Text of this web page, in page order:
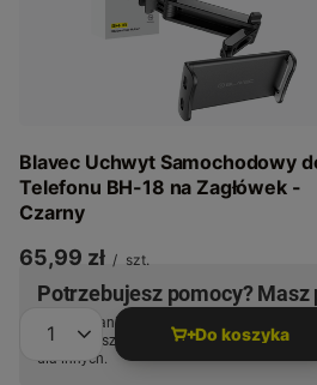
Blavec Uchwyt Samochodowy
Telefonu BH-18 na Zagłówek -
Czarny
65,99 zł / szt.
Ilość produktów Do koszyka
Potrzebujesz pomocy? Masz
Zadaj pytanie a my odpowiemy
najciekawsze pytania i odpowiedzi
dla innych.